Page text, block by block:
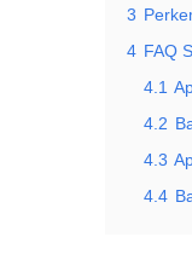
3
4 FAQ
4.1
4.2
4.3
4.4